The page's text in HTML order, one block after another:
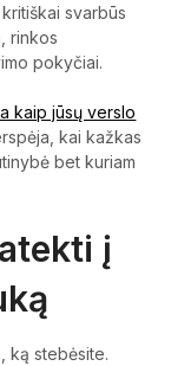
svarbūs
rinkos
pokyčiai.
kaip jūsų verslo
kai kažkas
bet kuriam
į
ką stebėsite.